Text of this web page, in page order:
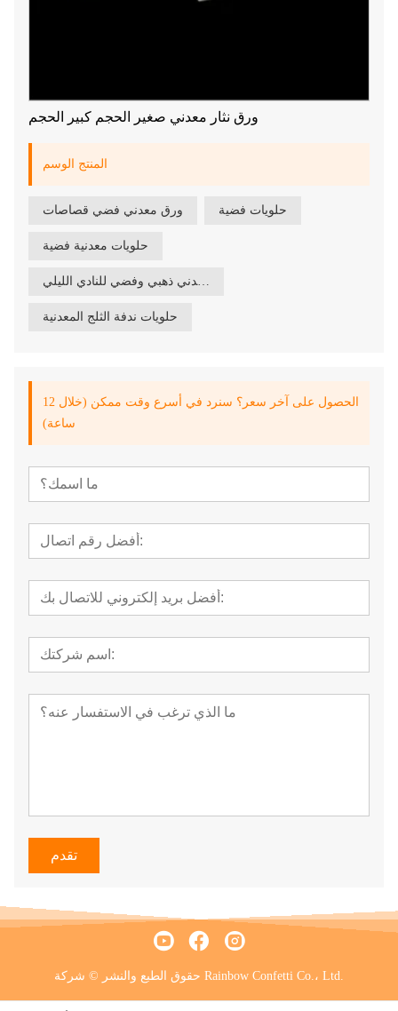
ورق نثار معدني صغير الحجم كبير الحجم
المنتج الوسم
ورق معدني فضي قصاصات حلويات فضية
حلويات معدنية فضية
حلويات ندفة الثلج المعدنية
الحصول على آخر سعر؟ سنرد في أسرع وقت ممكن (خلال 12
ساعة)
تقدم
حقوق الطبع والنشر © شركة Rainbow Confetti Co.، Ltd.